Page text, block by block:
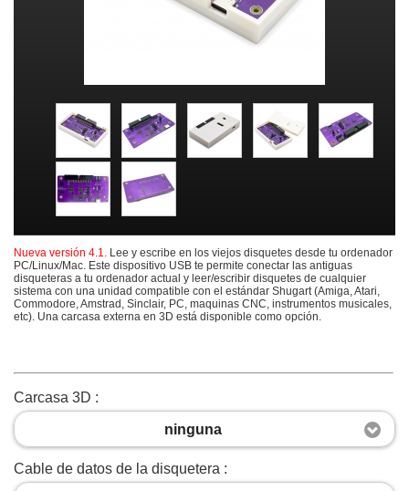
Nueva versión 4.1. Lee y escribe en los viejos disquetes desde tu ordenador
PC/Linux/Mac. Este dispositivo USB te permite conectar las antiguas
disqueteras a tu ordenador actual y leer/escribir disquetes de cualquier
sistema con una unidad compatible con el estándar Shugart (Amiga, Atari,
Commodore, Amstrad, Sinclair, PC, maquinas CNC, instrumentos musicales,
etc). Una carcasa externa en 3D está disponible como opción.
Carcasa 3D :
ninguna
Cable de datos de la disquetera :